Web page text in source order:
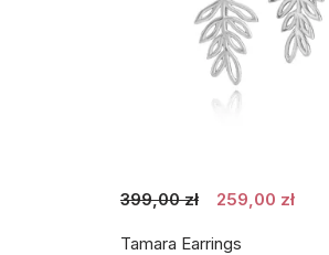
399,00 zł 259,00 zł
Tamara Earrings